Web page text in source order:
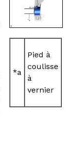
*a
Pied à
coulisse
à
vernier